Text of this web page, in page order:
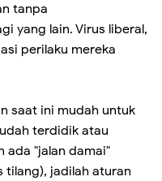
tanpa
yang lain. Virus liberal,
perilaku mereka
saat ini mudah untuk
terdidik atau
ada "jalan damai"
tilang), jadilah aturan